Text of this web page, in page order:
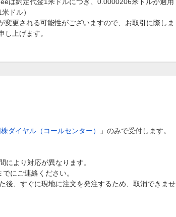
は約定代金1米ドルにつき、0.0000206米ドルが適用
ドル）
更される可能性がございますので、お取引に際しま
し上げます。
ダイヤル（コールセンター）
」のみで受付します。
により対応が異なります。
にご連絡ください。
後、すぐに現地に注文を発注するため、取消できませ